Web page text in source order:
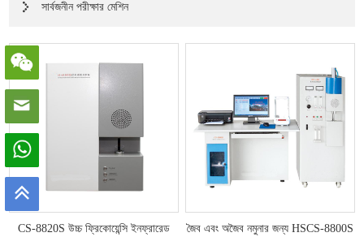
সার্বজনীন পরীক্ষার মেশিন
CS-8820S উচ্চ ফ্রিকোয়েন্সি ইনফ্রারেড
জৈব এবং অজৈব নমুনার জন্য HSCS-8800S